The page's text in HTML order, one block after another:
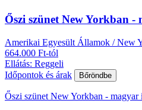
Őszi szünet New Yorkban -
Amerikai Egyesült Államok / New
664.000 Ft-tól
Ellátás: Reggeli
Időpontok és árak
Bőröndbe
Őszi szünet New Yorkban - magyar